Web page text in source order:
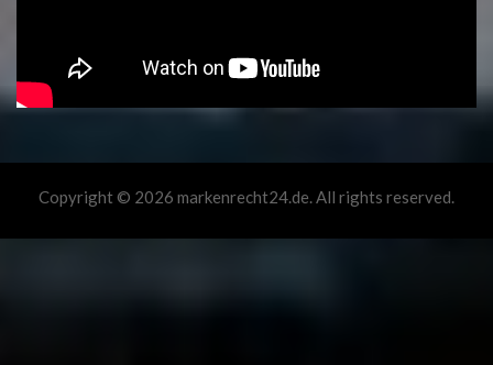
Copyright © 2026 markenrecht24.de. All rights reserved.